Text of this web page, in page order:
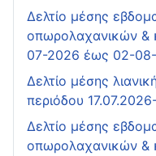
Δελτίο μέσης
οπωρολαχανικών &
07-2026 έως 02-
Δελτίο μέσης
περιόδου
Δελτίο μέσης
οπωρολαχανικών &